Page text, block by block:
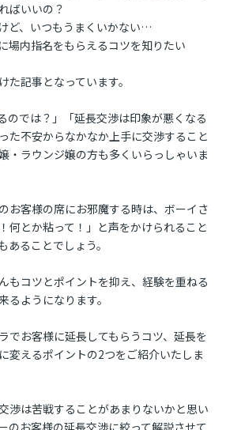
ばいいの？
ど、いつもうまくいかない…
場内指名をもらえるコツを知りたい
記事となっています。
のでは？」「延長交渉は印象が悪くなる
た不安からなかなか上手に交渉すること
・ラウンジ嬢の方も多くいらっしゃいま
お客様の席にお邪魔する時は、ボーイさ
何とか粘って！」と声をかけられること
あることでしょう。
もコツとポイントを抑え、経験を重ねる
るようになります。
でお客様に延長してもらうコツ、延長を
変えるポイントの2つをご紹介いたしま
渉は苦戦することがあまりないかと思い